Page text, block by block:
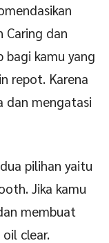
Caring dan
bagi kamu yang
repot. Karena
dan mengatasi
pilihan yaitu
Jika kamu
membuat
clear.